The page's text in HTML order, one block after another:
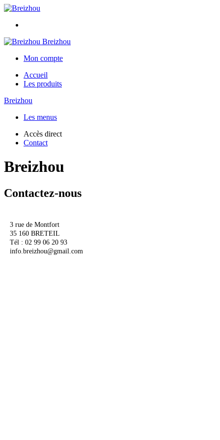
Breizhou
Mon compte
Accueil
Les produits
Breizhou
Les menus
Accès direct
Contact
Breizhou
Contactez-nous
3 rue de Montfort
35 160 BRETEIL
Tél : 02 99 06 20 93
info.breizhou@gmail.com